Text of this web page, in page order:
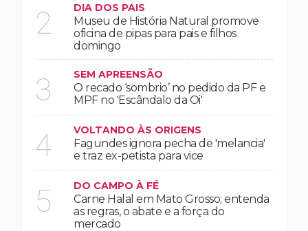
2 DIA DOS PAIS
Museu de História Natural promove
oficina de pipas para pais e filhos
domingo
3 SEM APREENSÃO
O recado ‘sombrio’ no pedido da PF e
MPF no 'Escândalo da Oi'
4 VOLTANDO ÀS ORIGENS
Fagundes ignora pecha de 'melancia'
e traz ex-petista para vice
5 DO CAMPO À FÉ
Carne Halal em Mato Grosso; entenda
as regras, o abate e a força do
mercado